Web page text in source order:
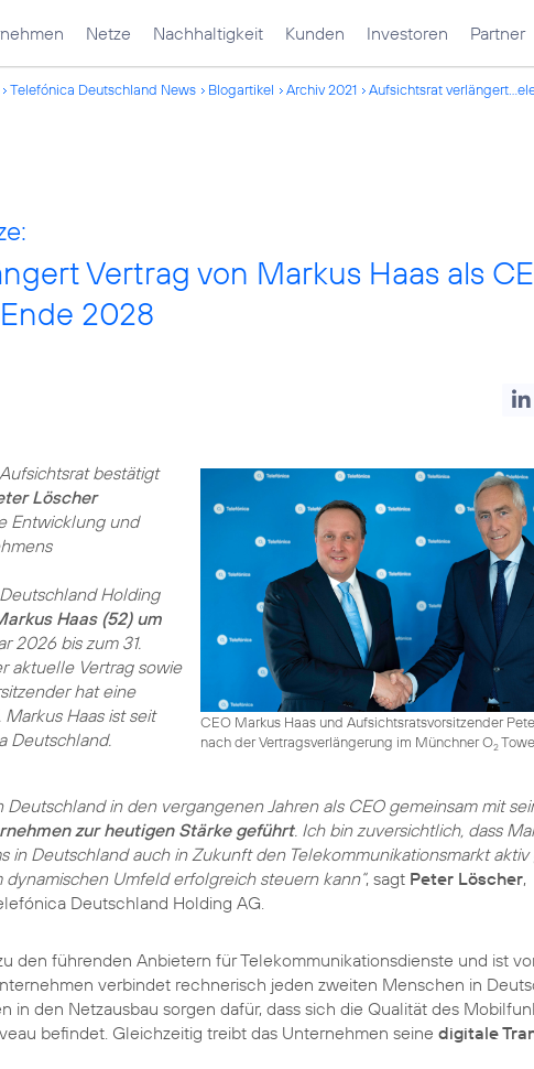
Netze Nachhaltigkeit Kunden Investoren Partner
Telefónica Deutschland News Blogartikel Archiv 2021 Aufsichtsrat
Vertrag von Markus Haas als
2028
CEO Markus Haas und Aufsichtsratsvorsitzender
nach der Vertragsverlängerung im Münchner O2
bestätigt
Löscher
Entwicklung und
Holding
Haas (52) um
2026 bis zum 31.
aktuelle Vertrag sowie
hat eine
Haas ist seit
Deutschland.
in den vergangenen Jahren als CEO gemeinsam mit
zur heutigen Stärke geführt. Ich bin zuversichtlich, dass
in Deutschland auch in Zukunft den Telekommunikationsmarkt
Umfeld erfolgreich steuern kann“, sagt Peter Löscher,
Deutschland Holding AG.
den führenden Anbietern für Telekommunikationsdienste und ist
verbindet rechnerisch jeden zweiten Menschen in
in den Netzausbau sorgen dafür, dass sich die Qualität des
befindet. Gleichzeitig treibt das Unternehmen seine digitale